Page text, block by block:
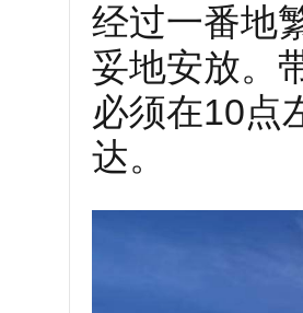
经过一番地
妥地安放。
必须在10点
达。